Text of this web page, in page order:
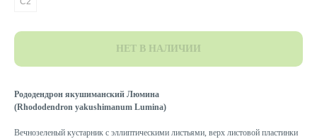
НЕТ В НАЛИЧИИ
Рододендрон якушиманский Люмина
(Rhododendron yakushimanum Lumina)
Вечнозеленый кустарник с эллиптическими листьями, верх листовой пластинки